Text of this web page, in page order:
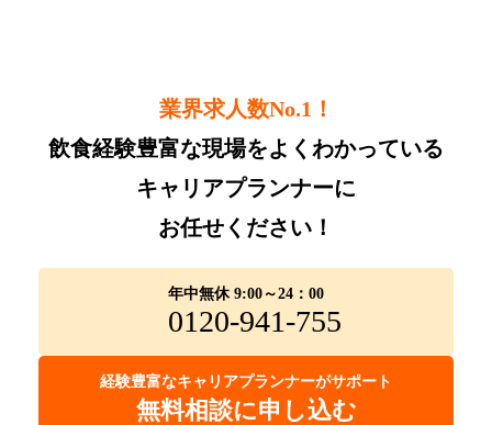
業界求人数No.1！
飲食経験豊富な現場をよくわかっている
キャリアプランナーに
お任せください！
年中無休 9:00～24：00
0120-941-755
経験豊富なキャリアプランナーがサポート
無料相談に申し込む